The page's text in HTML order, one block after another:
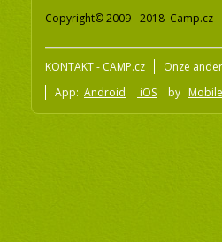
Copyright© 2009 - 2018 Camp.cz
KONTAKT - CAMP.cz Onze
App: Android iOS by